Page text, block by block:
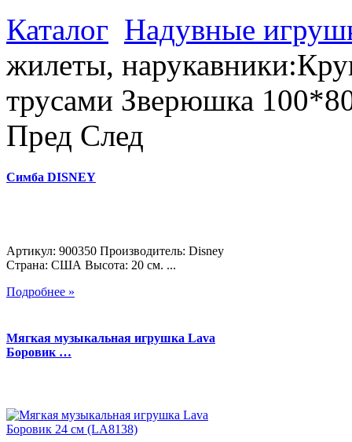
Каталог Надувные
жилеты,
трусами Зверюшка
Пред След
Симба DISNEY
Артикул: 900350 Производитель: Disney
Страна: США Высота: 20 см. ...
Подробнее »
Мягкая музыкальная игрушка Lava
Боровик …